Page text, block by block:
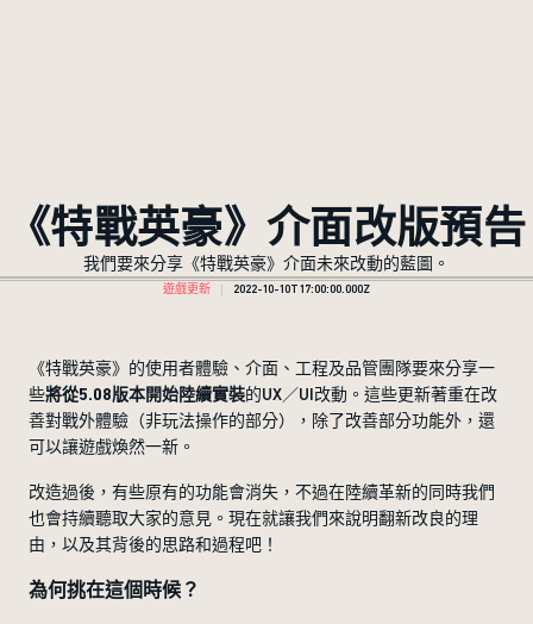
《特戰英豪》介面改版預告
我們要來分享《特戰英豪》介面未來改動的藍圖。
遊戲更新 2022-10-10T17:00:00.000Z
《特戰英豪》的使用者體驗、介面、工程及品管團隊要來分享一
些將從5.08版本開始陸續實裝的UX／UI改動。這些更新著重在改
善對戰外體驗（非玩法操作的部分），除了改善部分功能外，還
可以讓遊戲煥然一新。
改造過後，有些原有的功能會消失，不過在陸續革新的同時我們
也會持續聽取大家的意見。現在就讓我們來說明翻新改良的理
由，以及其背後的思路和過程吧！
為何挑在這個時候？